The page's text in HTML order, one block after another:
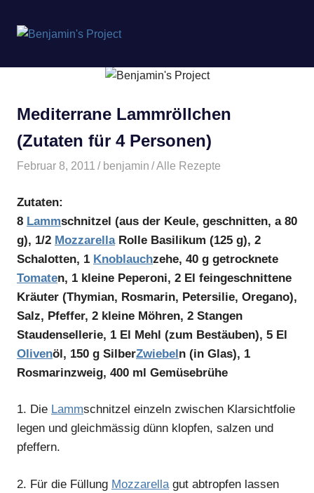
springen
Project
Mediterrane Lammröllchen
(Zutaten für 4 Personen)
Februar 8, 2011 benjamin Alle Rezepte
Zutaten:
8 Lammschnitzel (aus der Keule, geschnitten, a 80
g), 1/2 MozzarellaRolle Basilikum (125 g), 2
Schalotten, 1 Knoblauchzehe, 40 g getrocknete
Tomaten, 1 kleine Peperoni, 2 El feingeschnittene
Kräuter (Thymian, Rosmarin, Petersilie, Oregano),
Salz, Pfeffer, 2 kleine Möhren, 2 Stangen
Staudensellerie, 1 El Mehl (zum Bestäuben), 5 El
Olivenöl, 150 g SilberZwiebeln (in Glas), 1
Rosmarinzweig, 400 ml Gemüsebrühe
1. Die Lammschnitzel einzeln zwischen Klarsichtfolie
legen und gleichmässig dünn klopfen, salzen und
pfeffern.
2. Für die Füllung Mozzarella gut abtropfen lassen